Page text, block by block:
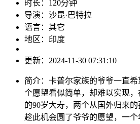
时长： 120分钟
导演： 沙昆·巴特拉
语言： 其它
地区： 印度
更新： 2024-11-30 07:31:10
简介： 卡普尔家族的爷爷一直
个愿望看似简单，却难以实现
的90岁大寿，两个从国外归来
趁此机会圆了爷爷的愿望，一